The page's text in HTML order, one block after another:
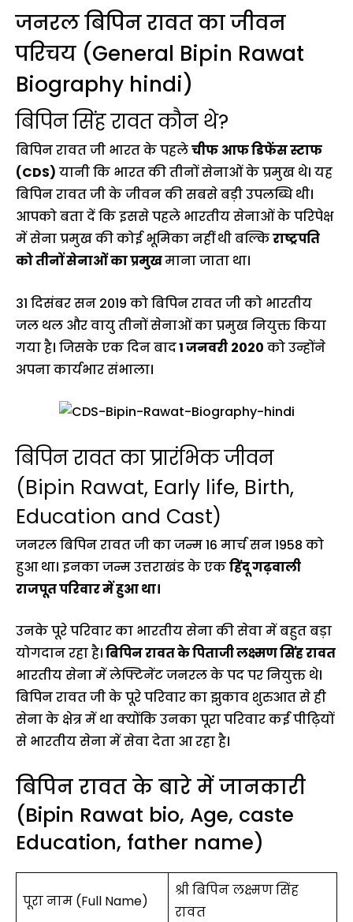
जनरल बिपिन रावत का जीवन
परिचय (General Bipin Rawat
Biography hindi)
बिपिन सिंह रावत कौन थे?
बिपिन रावत जी भारत के पहलेचीफ आफ डिफेंस स्टाफ
(CDS) यानी कि भारत की तीनों सेनाओं के प्रमुख थे। यह
बिपिन रावत जी के जीवन की सबसे बड़ी उपलब्धि थी।
आपको बता दें कि इससे पहले भारतीय सेनाओं के परिपेक्ष
में सेना प्रमुख की कोई भूमिका नहीं थी बल्किराष्ट्रपति
को तीनों सेनाओं का प्रमुखमाना जाता था।
31 दिसंबर सन 2019 को बिपिन रावत जी को भारतीय
जल थल और वायु तीनों सेनाओं का प्रमुख नियुक्त किया
गया है। जिसके एक दिन बाद1 जनवरी 2020 को उन्होंने
अपना कार्यभार संभाला।
बिपिन रावत का प्रारंभिक जीवन
(Bipin Rawat, Early life, Birth,
Education and Cast)
जनरल बिपिन रावत जी का जन्म 16 मार्च सन 1958 को
हुआ था। इनका जन्म उत्तराखंड के एकहिंदू गढ़वाली
राजपूत परिवार में हुआ था।
उनके पूरे परिवार का भारतीय सेना की सेवा में बहुत बड़ा
योगदान रहा है।बिपिन रावत के पिताजी लक्ष्मण सिंह रावत
भारतीय सेना में लेफ्टिनेंट जनरल के पद पर नियुक्त थे।
बिपिन रावत जी के पूरे परिवार का झुकाव शुरुआत से ही
सेना के क्षेत्र में था क्योंकि उनका पूरा परिवार कई पीढ़ियों
से भारतीय सेना में सेवा देता आ रहा है।
बिपिन रावत के बारे में जानकारी
(Bipin Rawat bio, Age, caste
Education, father name)
पूरा नाम (Full Name)
श्री बिपिन लक्ष्मणसिंह
रावत